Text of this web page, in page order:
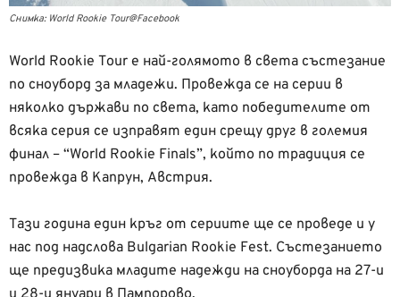
Снимка: World Rookie Tour@Facebook
World Rookie Tour е най-голямото в света състезание
по сноуборд за младежи. Провежда се на серии в
няколко държави по света, като победителите от
всяка серия се изправят един срещу друг в големия
финал – “World Rookie Finals”, който по традиция се
провежда в Капрун, Австрия.
Тази година един кръг от сериите ще се проведе и у
нас под надслова Bulgarian Rookie Fest. Състезанието
ще предизвика младите надежди на сноуборда на 27-и